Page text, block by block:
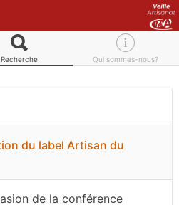
Recherche Qui sommes-nous?
du label Artisan du
de la conférence